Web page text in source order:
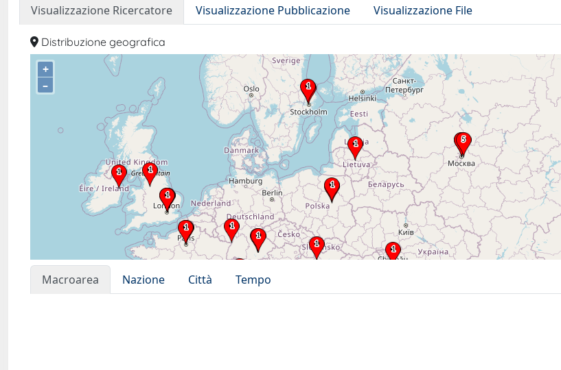
Visualizzazione Ricercatore Visualizzazione Pubblicazione Visualizzazione File
Distribuzione geografica
+
–
Macroarea Nazione Città
Tempo